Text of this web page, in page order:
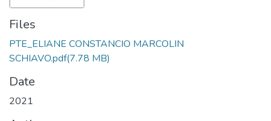
Files
PTE_ELIANE CONSTANCIO MARCOLIN
SCHIAVO.pdf(7.78 MB)
Date
2021